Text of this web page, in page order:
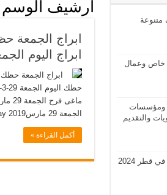
أرشيف
ابراج اليوم الجمعة 29
الجمعة 29 مارس2019 abraj today الابراج اليوم الجمعة …
أكمل القراءة »
2024 وظائف متنوعة
لسائق خاص وعمال
لدى شركات ومؤسسات
والتقديم
وظائف في قطر 2024 فرص عمل في قطر 2024